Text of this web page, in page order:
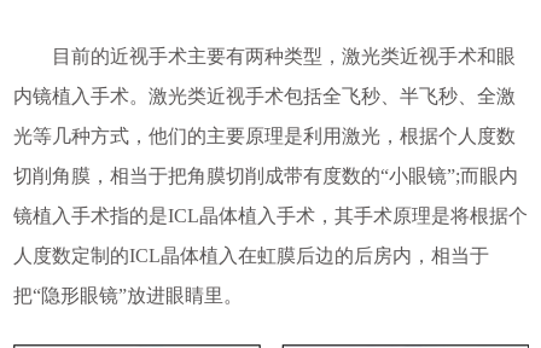
目前的近视手术主要有两种类型，激光类近视手术和眼
内镜植入手术。激光类近视手术包括全飞秒、半飞秒、全激
光等几种方式，他们的主要原理是利用激光，根据个人度数
切削角膜，相当于把角膜切削成带有度数的“小眼镜”;而眼内
镜植入手术指的是ICL晶体植入手术，其手术原理是将根据个
人度数定制的ICL晶体植入在虹膜后边的后房内，相当于
把“隐形眼镜”放进眼睛里。